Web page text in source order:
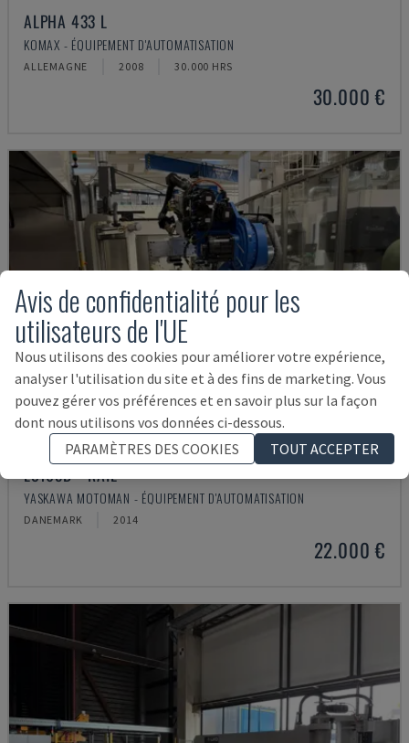
ALPHA 433 L
KOMAX - ÉQUIPEMENT D'AUTOMATISATION
ALLEMAGNE 2008 30.000 HRS
30.000 €
ES165D + RAIL
YASKAWA MOTOMAN - ÉQUIPEMENT D'AUTOMATISATION
DANEMARK 2014
22.000 €
Avis de confidentialité pour les
utilisateurs de l'UE
Nous utilisons des cookies pour améliorer votre expérience,
analyser l'utilisation du site et à des fins de marketing. Vous
pouvez gérer vos préférences et en savoir plus sur la façon
dont nous utilisons vos données ci-dessous.
PARAMÈTRES DES COOKIES
TOUT ACCEPTER